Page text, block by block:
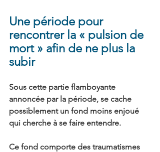
Une période pour
rencontrer la « pulsion de
mort » afin de ne plus la
subir
Sous cette partie flamboyante
annoncée par la période, se cache
possiblement un fond moins enjoué
qui cherche à se faire entendre.
Ce fond comporte des traumatismes